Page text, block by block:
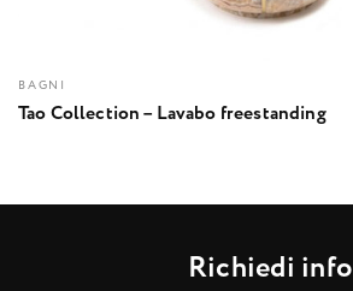
BAGNI
Tao Collection – Lavabo freestanding
Richiedi info